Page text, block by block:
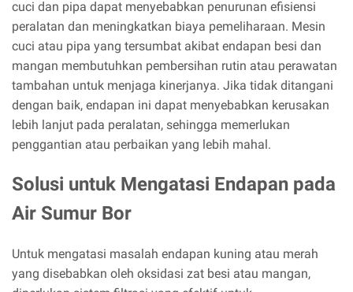
cuci dan pipa dapat menyebabkan penurunan efisiensi
peralatan dan meningkatkan biaya pemeliharaan. Mesin
cuci atau pipa yang tersumbat akibat endapan besi dan
mangan membutuhkan pembersihan rutin atau perawatan
tambahan untuk menjaga kinerjanya. Jika tidak ditangani
dengan baik, endapan ini dapat menyebabkan kerusakan
lebih lanjut pada peralatan, sehingga memerlukan
penggantian atau perbaikan yang lebih mahal.
Solusi untuk Mengatasi Endapan pada
Air Sumur Bor
Untuk mengatasi masalah endapan kuning atau merah
yang disebabkan oleh oksidasi zat besi atau mangan,